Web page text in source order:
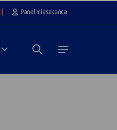
Panel mieszkańca